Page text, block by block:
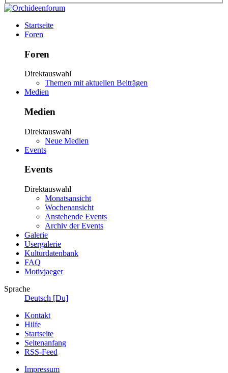
Startseite
Foren
Foren
Direktauswahl
Themen mit aktuellen Beiträgen
Medien
Medien
Direktauswahl
Neue Medien
Events
Events
Direktauswahl
Monatsansicht
Wochenansicht
Anstehende Events
Archiv der Events
Galerie
Usergalerie
Kulturdatenbank
FAQ
Motivjaeger
Sprache
Deutsch [Du]
Kontakt
Hilfe
Startseite
Seitenanfang
RSS-Feed
Impressum